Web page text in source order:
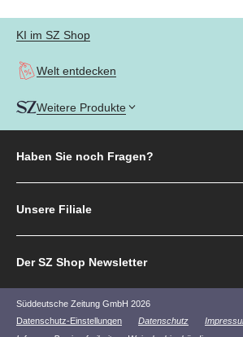
KI im SZ Shop
Welt entdecken
Weitere Produkte
Haben Sie noch Fragen?
Unsere Filiale
Der SZ Shop Newsletter
Süddeutsche Zeitung GmbH 2026
Datenschutz-Einstellungen
Datenschutz